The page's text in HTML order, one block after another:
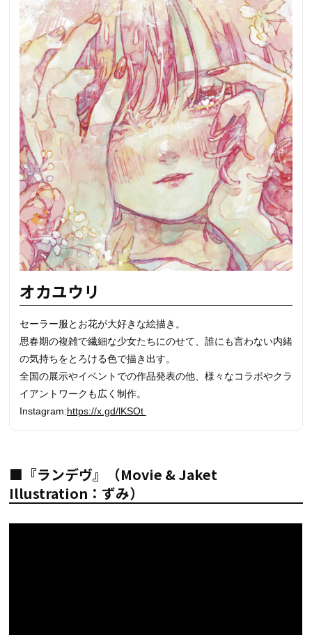
オカユウリ
セーラー服とお花が大好きな絵描き。
思春期の複雑で繊細な少女たちにのせて、誰にも言わない内緒
の気持ちをとろける色で描き出す。
全国の展示やイベントでの作品発表の他、様々なコラボやクラ
イアントワークも広く制作。
Instagram:https://x.gd/lKSOt
■『ランデヴ』（Movie & Jaket
Illustration：ずみ）